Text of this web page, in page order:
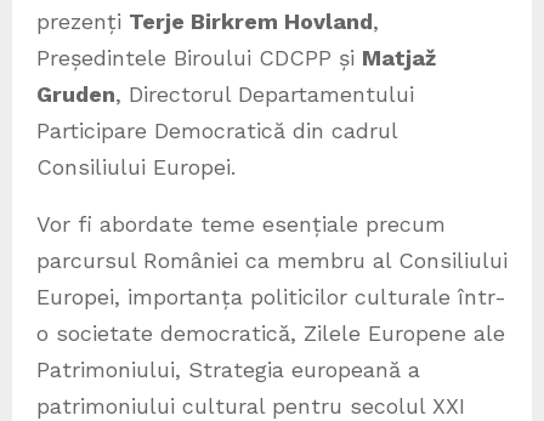
prezenți Terje Birkrem Hovland,
Președintele Biroului CDCPP și Matjaž
Gruden, Directorul Departamentului
Participare Democratică din cadrul
Consiliului Europei.
Vor fi abordate teme esențiale precum
parcursul României ca membru al Consiliului
Europei, importanța politicilor culturale într-
o societate democratică, Zilele Europene ale
Patrimoniului, Strategia europeană a
patrimoniului cultural pentru secolul XXI